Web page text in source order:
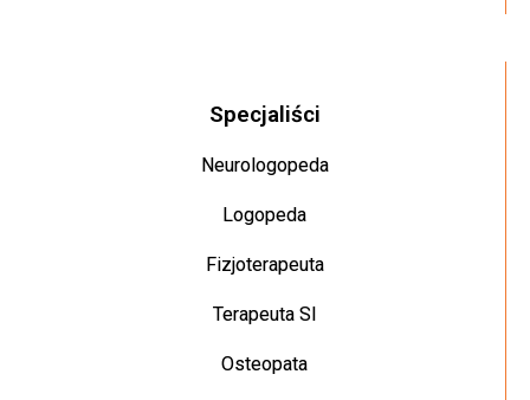
Specjaliści
Neurologopeda
Logopeda
Fizjoterapeuta
Terapeuta SI
Osteopata